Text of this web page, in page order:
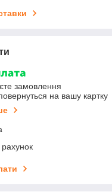
замовлення
на вашу картку